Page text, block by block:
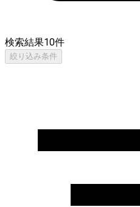
検索結果10件
絞り込み条件